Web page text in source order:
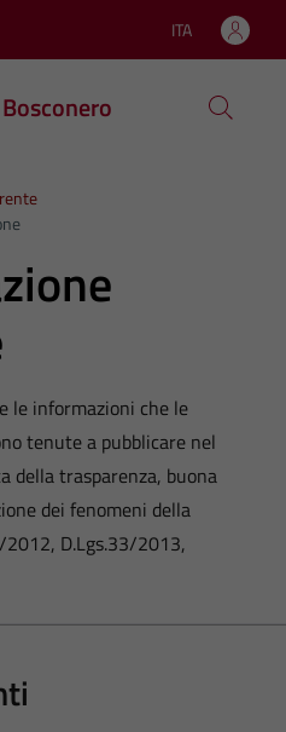
Lingua attiva:
ITA
le informazioni che le
tenute a pubblicare nel
della trasparenza, buona
dei fenomeni della
D.Lgs.33/2013,